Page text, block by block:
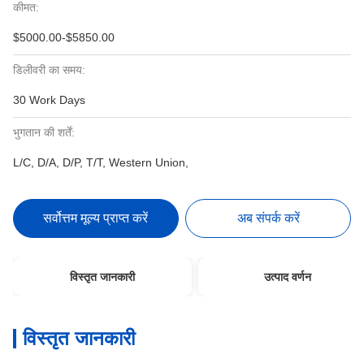
कीमत:
$5000.00-$5850.00
डिलीवरी का समय:
30 Work Days
भुगतान की शर्तें:
L/C, D/A, D/P, T/T, Western Union,
सर्वोत्तम मूल्य प्राप्त करें अब संपर्क करें
विस्तृत जानकारी उत्पाद वर्णन
विस्तृत जानकारी